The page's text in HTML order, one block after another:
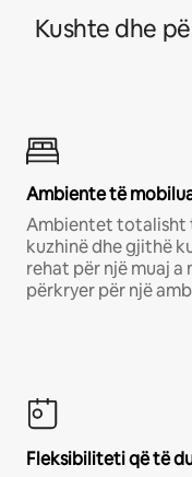
Kushte dhe
Ambiente të
Ambientet totalisht
kuzhinë dhe gjithë
rehat për një muaj a
përkryer për një
Fleksibiliteti që të